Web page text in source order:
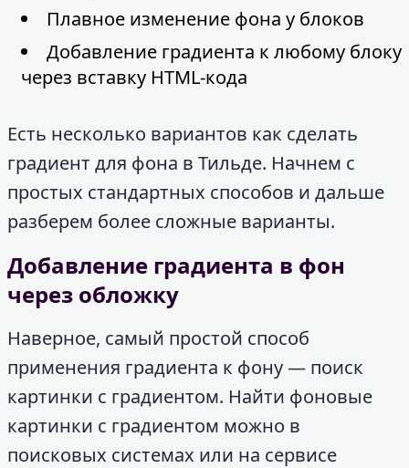
Плавное изменение фона у блоков
Добавление градиента к любому блоку
через вставку HTML-кода
Есть несколько вариантов как сделать
градиент для фона в Тильде. Начнем с
простых стандартных способов и дальше
разберем более сложные варианты.
Добавление градиента в фон
через обложку
Наверное, самый простой способ
применения градиента к фону — поиск
картинки с градиентом. Найти фоновые
картинки с градиентом можно в
поисковых системах или на сервисе